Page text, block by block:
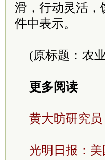
滑，行动灵活，
件中表示。
(原标题：农
更多阅读
黄大昉研究
光明日报：